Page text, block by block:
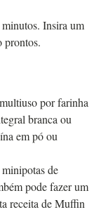
Insira um
prontos.
por farinha
branca ou
em pó ou
de
pode fazer um
receita de Muffin